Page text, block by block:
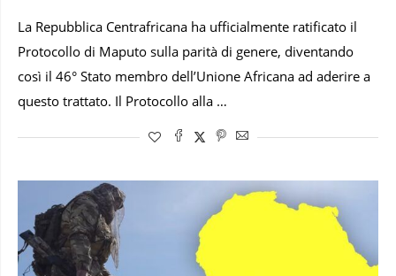
La Repubblica Centrafricana ha ufficialmente ratificato il
Protocollo di Maputo sulla parità di genere, diventando
così il 46° Stato membro dell’Unione Africana ad aderire a
questo trattato. Il Protocollo alla …